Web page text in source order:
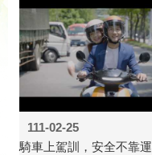
111-02-25
騎車上駕訓，安全不靠運